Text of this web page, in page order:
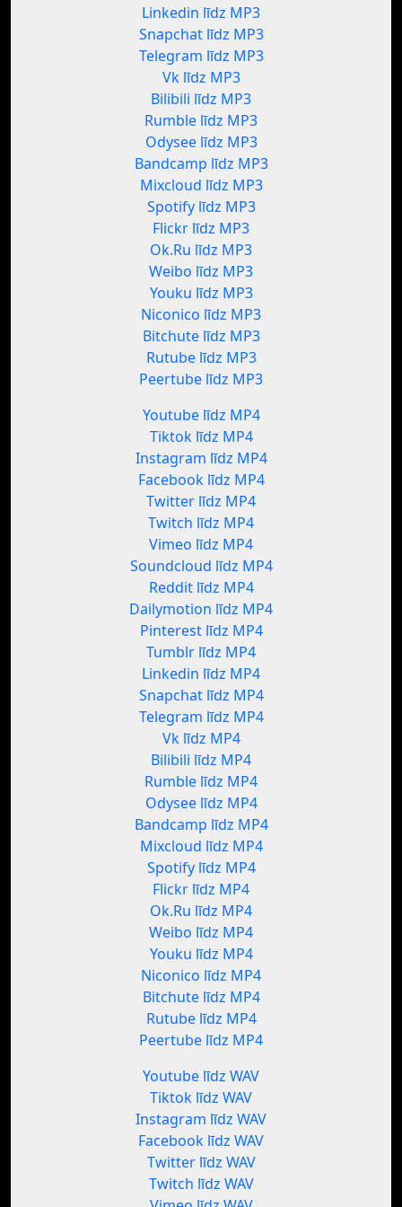
Linkedin līdz MP3
Snapchat līdz MP3
Telegram līdz MP3
Vk līdz MP3
Bilibili līdz MP3
Rumble līdz MP3
Odysee līdz MP3
Bandcamp līdz MP3
Mixcloud līdz MP3
Spotify līdz MP3
Flickr līdz MP3
Ok.Ru līdz MP3
Weibo līdz MP3
Youku līdz MP3
Niconico līdz MP3
Bitchute līdz MP3
Rutube līdz MP3
Peertube līdz MP3
Youtube līdz MP4
Tiktok līdz MP4
Instagram līdz MP4
Facebook līdz MP4
Twitter līdz MP4
Twitch līdz MP4
Vimeo līdz MP4
Soundcloud līdz MP4
Reddit līdz MP4
Dailymotion līdz MP4
Pinterest līdz MP4
Tumblr līdz MP4
Linkedin līdz MP4
Snapchat līdz MP4
Telegram līdz MP4
Vk līdz MP4
Bilibili līdz MP4
Rumble līdz MP4
Odysee līdz MP4
Bandcamp līdz MP4
Mixcloud līdz MP4
Spotify līdz MP4
Flickr līdz MP4
Ok.Ru līdz MP4
Weibo līdz MP4
Youku līdz MP4
Niconico līdz MP4
Bitchute līdz MP4
Rutube līdz MP4
Peertube līdz MP4
Youtube līdz WAV
Tiktok līdz WAV
Instagram līdz WAV
Facebook līdz WAV
Twitter līdz WAV
Twitch līdz WAV